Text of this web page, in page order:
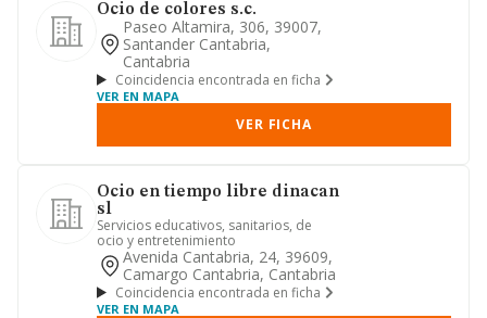
Ocio de colores s.c.
Paseo Altamira, 306, 39007,
Santander Cantabria,
Cantabria
Coincidencia encontrada en ficha
VER EN MAPA
VER FICHA
Ocio en tiempo libre dinacan
sl
Servicios educativos, sanitarios, de
ocio y entretenimiento
Avenida Cantabria, 24, 39609,
Camargo Cantabria, Cantabria
Coincidencia encontrada en ficha
VER EN MAPA